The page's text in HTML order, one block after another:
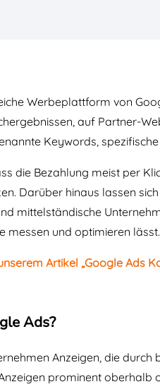
Werbeplattform von
auf Partner-
Keywords,
die Bezahlung meist per
Darüber hinaus lassen
mittelständische
messen und optimieren lässt.
Artikel „Google Ads
Ads?
Anzeigen, die
prominent